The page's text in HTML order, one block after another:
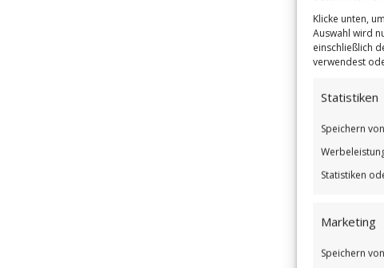
Klicke unten,
Auswahl wird
einschließlich
verwendest
Statistiken
Speichern
Statistiken
Marketing
Speichern